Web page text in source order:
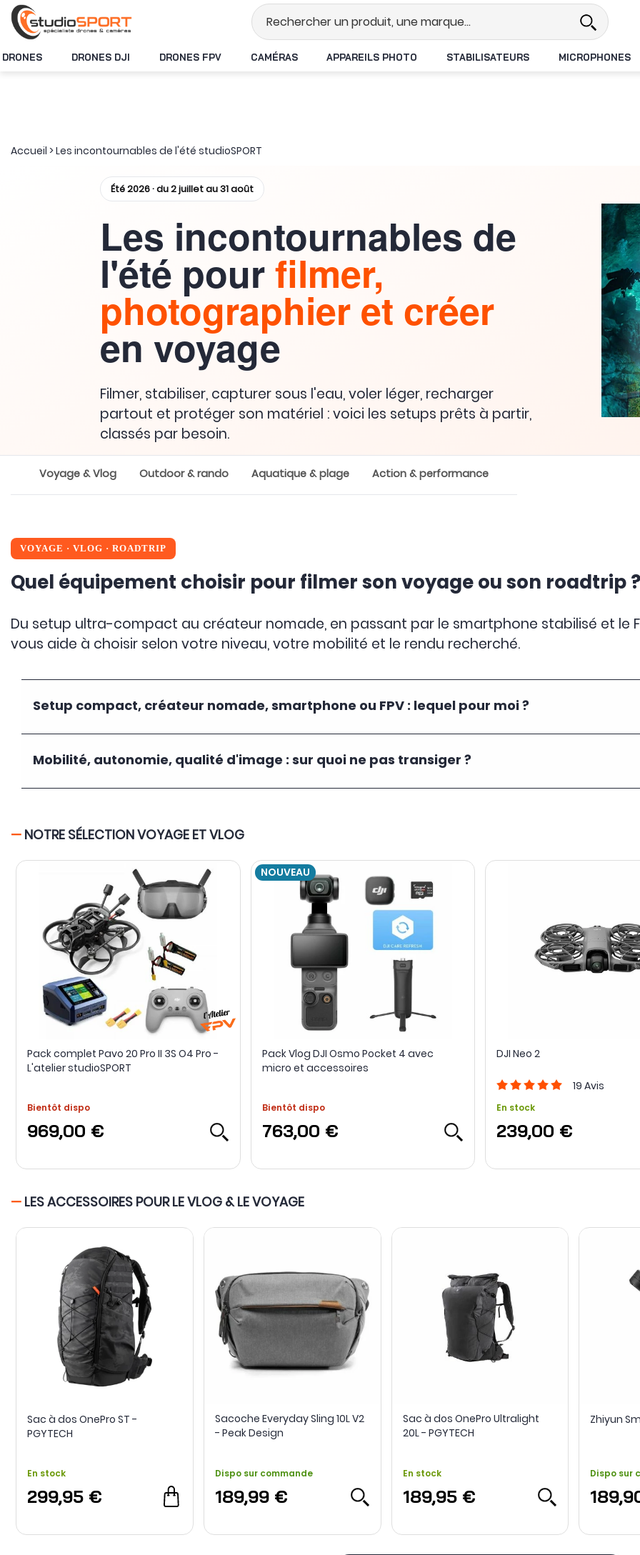
Stock en temps réel
DRONES DRONES DJI DRONES FPV CAMÉRAS APPAREILS PHOTO STABILISATEURS MICROPHONES
Accueil >Les incontournables de l'été studioSPORT
Été 2026 · du 2 juillet au 31 août
Les incontournables de
l'été pourfilmer,
photographier et créer
en voyage
Filmer, stabiliser, capturer sous l'eau, voler léger, recharger
partout et protéger son matériel : voici les setups prêts à partir,
classés par besoin.
Voyage & Vlog Outdoor & rando Aquatique & plage Action & performance
VOYAGE · VLOG · ROADTRIP
Quel équipement choisir pour filmer son voyage ou son roadtrip ?
Du setup ultra-compact au créateur nomade, en passant par le smartphone stabilisé et le
vous aide à choisir selon votre niveau, votre mobilité et le rendu recherché.
Setup compact, créateur nomade, smartphone ou FPV : lequel pour moi ?
Mobilité, autonomie, qualité d'image : sur quoi ne pas transiger ?
— NOTRE SÉLECTION VOYAGE ET VLOG
Pack complet Pavo 20 Pro II 3S O4 Pro -
L'atelier studioSPORT
Bientôt dispo
969,00 €
NOUVEAU
Pack Vlog DJI Osmo Pocket 4 avec
micro et accessoires
Bientôt dispo
763,00 €
DJI Neo 2
19 Avis
En stock
239,00 €
— LES ACCESSOIRES POUR LE VLOG & LE VOYAGE
Sac à dos OnePro ST -
PGYTECH
En stock
299,95 €
Sacoche Everyday Sling 10L V2
- Peak Design
Dispo sur commande
189,99 €
Sac à dos OnePro Ultralight
20L - PGYTECH
En stock
189,95 €
Zhiyun
Dispo sur